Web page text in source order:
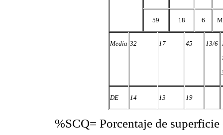
59 18 6 M
Media 32 17 45 13/6
DE 14 13 19
%SCQ= Porcentaje de